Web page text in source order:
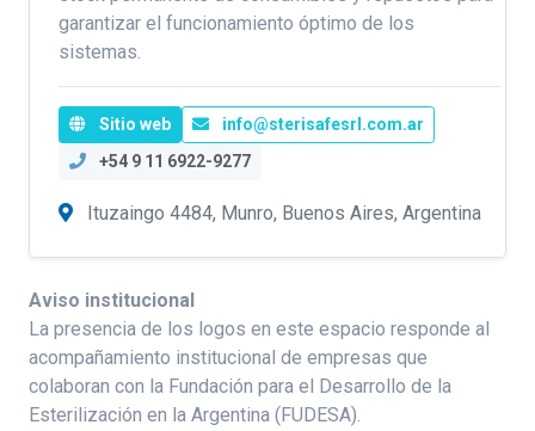
garantizar el funcionamiento óptimo de los
sistemas.
Sitio web
info@sterisafesrl.com.ar
+54 9 11 6922-9277
Ituzaingo 4484, Munro, Buenos Aires, Argentina
Aviso institucional
La presencia de los logos en este espacio responde al
acompañamiento institucional de empresas que
colaboran con la Fundación para el Desarrollo de la
Esterilización en la Argentina (FUDESA).